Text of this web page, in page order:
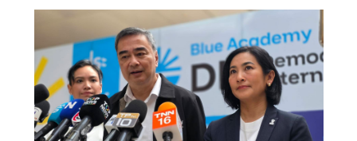
สังคายนางบฯ และปฏิรูปการเมืองด่วน